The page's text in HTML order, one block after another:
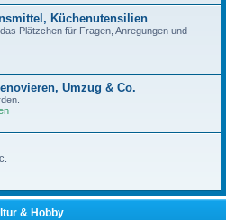
Küchenutensilien
Plätzchen für Fragen, Anregungen und
Umzug & Co.
& Hobby